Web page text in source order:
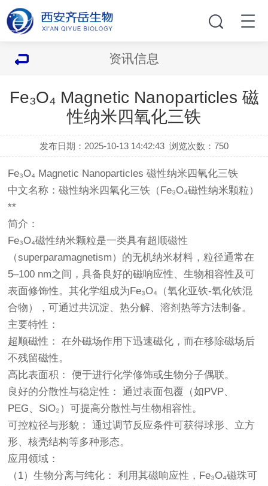
资讯信息
Fe₃O₄ Magnetic Nanoparticles 磁
性纳米四氧化三铁
发布日期：2025-10-13 14:42:43 浏览次数：750
Fe₃O₄ Magnetic Nanoparticles磁性纳米四氧化三铁
中文名称：磁性纳米四氧化三铁（Fe₃O₄磁性纳米颗粒）
**
简介：
Fe₃O₄磁性纳米颗粒是一类具有超顺磁性
（superparamagnetism）的无机纳米材料，粒径通常在
5–100 nm之间，具备良好的磁响应性、生物相容性及可
表面修饰性。其化学组成为Fe₃O₄（氧化亚铁-氧化铁混
合物），可通过共沉淀、热分解、溶剂热等方法制备。
主要特性：
超顺磁性： 在外磁场作用下迅速磁化，而在移除磁场后
不残留磁性。
高比表面积： 便于进行化学修饰或生物分子偶联。
良好的分散性与稳定性： 通过表面包覆（如PVP、
PEG、SiO₂）可提高分散性与生物相容性。
可控粒径与形貌： 通过调节反应条件可获得球形、立方
形、核壳结构等多种形态。
应用领域 ：
（1）生物分离与纯化： 利用其磁响应性，Fe₃O₄磁珠可